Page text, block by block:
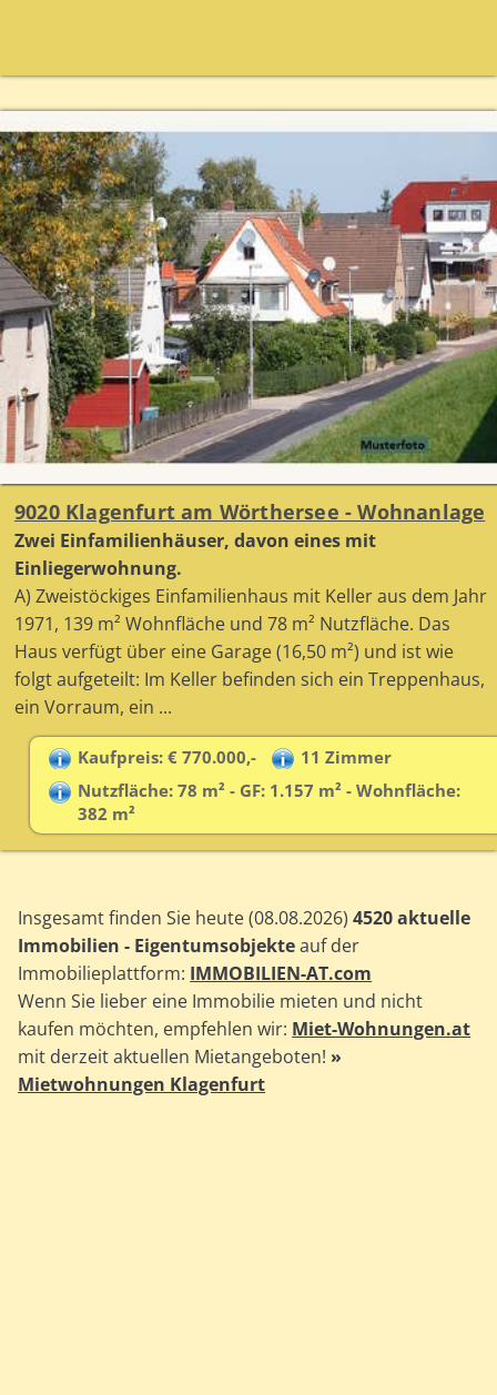
9020 Klagenfurt am Wörthersee - Wohnanlage
Zwei Einfamilienhäuser, davon eines mit
Einliegerwohnung.
A) Zweistöckiges Einfamilienhaus mit Keller aus dem Jahr
1971, 139 m² Wohnfläche und 78 m² Nutzfläche. Das
Haus verfügt über eine Garage (16,50 m²) und ist wie
folgt aufgeteilt: Im Keller befinden sich ein Treppenhaus,
ein Vorraum, ein ...
Kaufpreis: € 770.000,-
11 Zimmer
Nutzfläche: 78 m² - GF: 1.157 m² - Wohnfläche:
382 m²
Insgesamt finden Sie heute (08.08.2026)4520 aktuelle
Immobilien - Eigentumsobjekteauf der
Immobilieplattform: IMMOBILIEN-AT.com
Wenn Sie lieber eine Immobilie mieten und nicht
kaufen möchten, empfehlen wir: Miet-Wohnungen.at
mit derzeit aktuellen Mietangeboten! »
Mietwohnungen Klagenfurt